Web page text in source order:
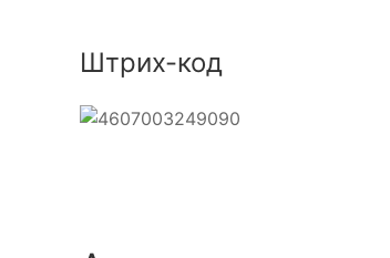
Штрих-код